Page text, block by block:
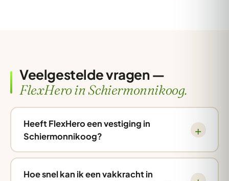
Veelgestelde vragen —
FlexHero in Schiermonnikoog.
Heeft FlexHero een vestiging in
Schiermonnikoog?
Hoe snel kan ik een vakkracht in